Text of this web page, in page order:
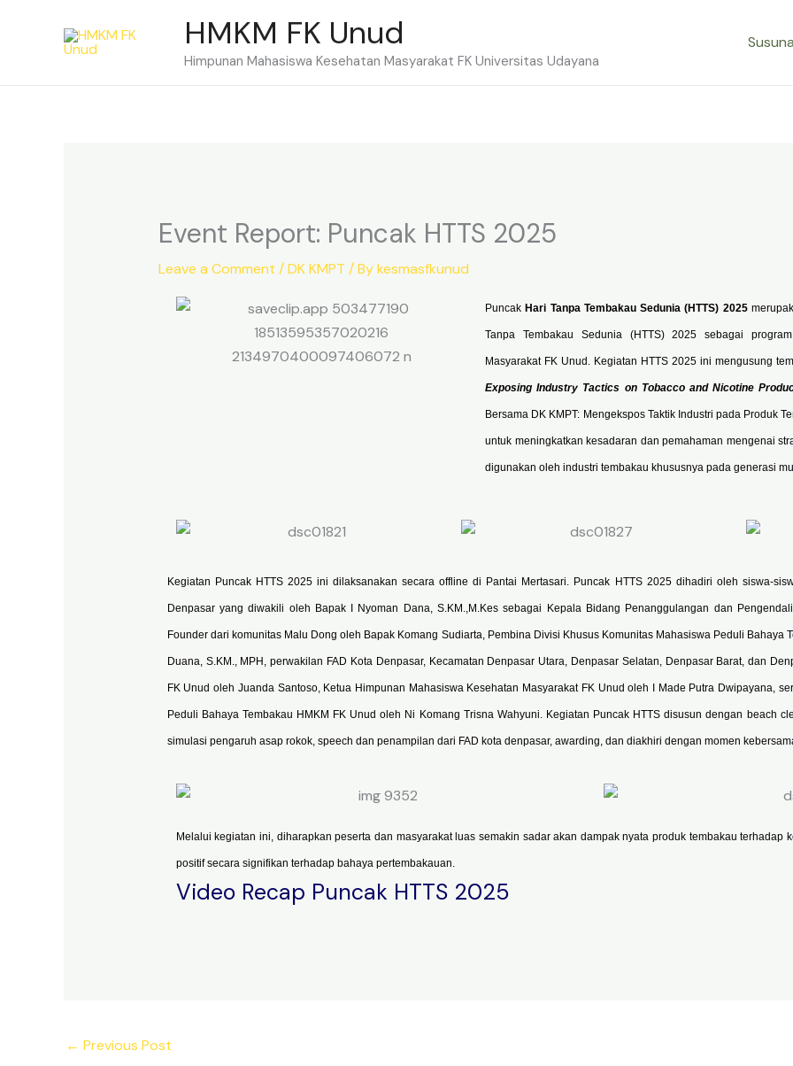
HMKM FK Unud
Himpunan Mahasiswa Kesehatan Masyarakat FK Universitas Udayana
Event Report: Puncak HTTS 2025
Leave a Comment /DK KMPT / Bykesmasfkunud
Puncak Hari Tanpa Tembakau Sedunia (HTTS) 2025
Tanpa Tembakau Sedunia (HTTS) 2025 sebagai
Masyarakat FK Unud. Kegiatan HTTS 2025 ini mengusung
Exposing Industry Tactics on Tobacco and Nicotine
Bersama DK KMPT: Mengekspos Taktik Industri pada Produk
untuk meningkatkan kesadaran dan pemahaman mengenai
digunakan oleh industri tembakau khususnya pada generasi
Kegiatan Puncak HTTS 2025 ini dilaksanakan secara offline di Pantai Mertasari. Puncak HTTS 2025 dihadiri oleh siswa-
Denpasar yang diwakili oleh Bapak I Nyoman Dana, S.KM.,M.Kes sebagai Kepala Bidang Penanggulangan dan
Founder dari komunitas Malu Dong oleh Bapak Komang Sudiarta, Pembina Divisi Khusus Komunitas Mahasiswa Peduli Bahaya
Duana, S.KM., MPH, perwakilan FAD Kota Denpasar, Kecamatan Denpasar Utara, Denpasar Selatan, Denpasar Barat, dan
FK Unud oleh Juanda Santoso, Ketua Himpunan Mahasiswa Kesehatan Masyarakat FK Unud oleh I Made Putra Dwipayana,
Peduli Bahaya Tembakau HMKM FK Unud oleh Ni Komang Trisna Wahyuni. Kegiatan Puncak HTTS disusun dengan beach
simulasi pengaruh asap rokok, speech dan penampilan dari FAD kota denpasar, awarding, dan diakhiri dengan momen
Melalui kegiatan ini, diharapkan peserta dan masyarakat luas semakin sadar akan dampak nyata produk tembakau terhadap
positif secara signifikan terhadap bahaya pertembakauan.
Video Recap Puncak HTTS 2025
← Previous Post